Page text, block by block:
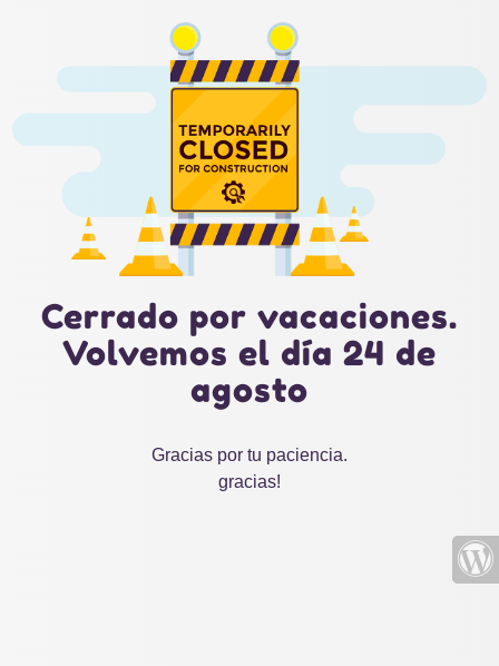
Cerrado por vacaciones.
Volvemos el día 24 de
agosto
Gracias por tu paciencia.
gracias!